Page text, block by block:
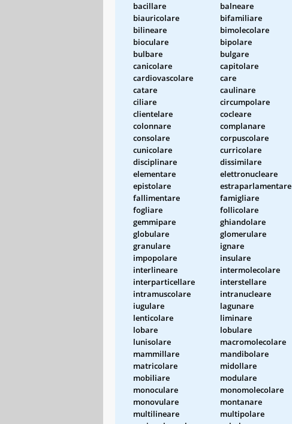
bacillare
balneare
biauricolare
bifamiliare
bilineare
bimolecolare
bioculare
bipolare
bulbare
bulgare
canicolare
capitolare
cardiovascolare
care
catare
caulinare
ciliare
circumpolare
clientelare
cocleare
colonnare
complanare
consolare
corpuscolare
cunicolare
curricolare
disciplinare
dissimilare
elementare
elettronucleare
epistolare
estraparlamentare
fallimentare
famigliare
fogliare
follicolare
gemmipare
ghiandolare
globulare
glomerulare
granulare
ignare
impopolare
insulare
interlineare
intermolecolare
interparticellare
interstellare
intramuscolare
intranucleare
iugulare
lagunare
lenticolare
liminare
lobare
lobulare
lunisolare
macromolecolare
mammillare
mandibolare
matricolare
midollare
mobiliare
modulare
monoculare
monomolecolare
monovulare
montanare
multilineare
multipolare